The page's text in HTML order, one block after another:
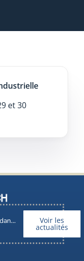
et 30
? Voir les
actualités